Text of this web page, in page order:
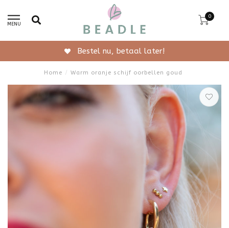
MENU
0
Gratis verzending vanaf 50,-
Home / Warm oranje schijf oorbellen goud